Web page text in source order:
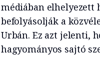
médiában elhelyezett
befolyásolják a
Urbán. Ez azt jelenti,
hagyományos sajtó